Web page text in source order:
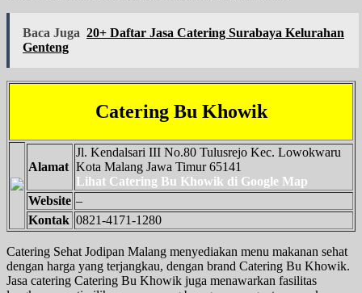
Baca Juga 20+ Daftar Jasa Catering Surabaya Kelurahan
Genteng
Catering Bu Khowik
Alamat
Jl. Kendalsari III No.80 Tulusrejo Kec. Lowokwaru
Kota Malang Jawa Timur 65141
Lihat Catering Bu Khowik di Google Map
Website –
Kontak 0821-4171-1280
Catering Sehat Jodipan Malang menyediakan menu makanan sehat
dengan harga yang terjangkau, dengan brand Catering Bu Khowik.
Jasa catering Catering Bu Khowik juga menawarkan fasilitas